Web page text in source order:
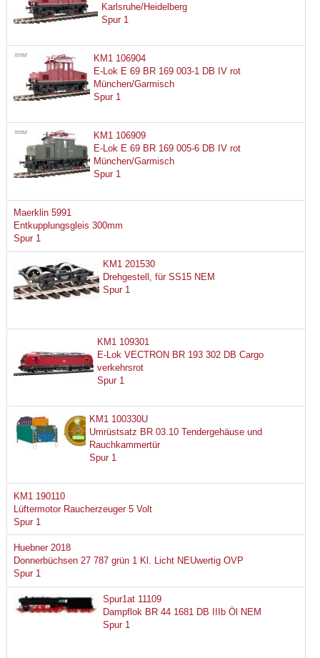
Karlsruhe/Heidelberg
Spur 1
KM1 106904
E-Lok E 69 BR 169 003-1 DB IV rot
München/Garmisch
Spur 1
KM1 106909
E-Lok E 69 BR 169 005-6 DB IV rot
München/Garmisch
Spur 1
Maerklin 5991
Entkupplungsgleis 300mm
Spur 1
KM1 201530
Drehgestell, für SS15 NEM
Spur 1
KM1 109301
E-Lok VECTRON BR 193 302 DB Cargo
verkehrsrot
Spur 1
KM1 100330U
Umrüstsatz BR 03.10 Tendergehäuse und
Rauchkammertür
Spur 1
KM1 190110
Lüftermotor Raucherzeuger 5 Volt
Spur 1
Huebner 2018
Donnerbüchsen 27 787 grün 1 Kl. Licht NEUwertig OVP
Spur 1
Spur1at 11109
Dampflok BR 44 1681 DB IIIb Öl NEM
Spur 1